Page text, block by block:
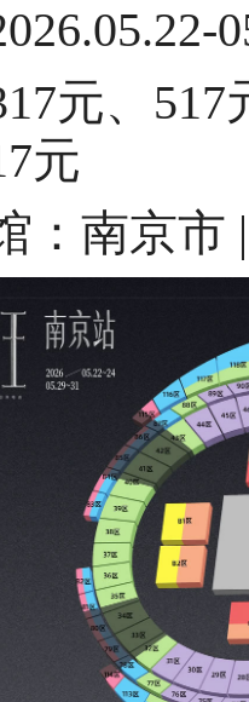
、517
元
南京市 |